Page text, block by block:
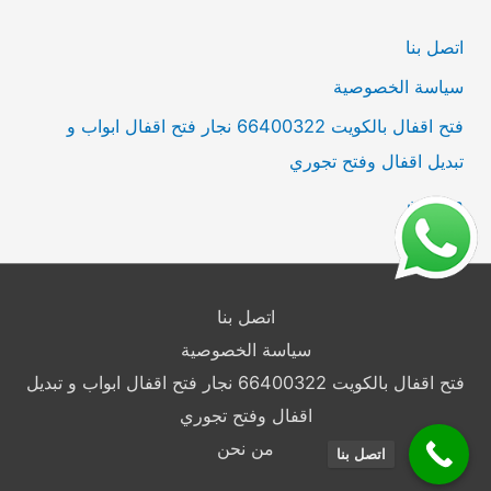
:اتصل بنا
سياسة الخصوصية
فتح اقفال بالكويت 66400322 نجار فتح اقفال ابواب و
تبديل اقفال وفتح تجوري
من نحن
اتصل بنا
سياسة الخصوصية
فتح اقفال بالكويت 66400322 نجار فتح اقفال ابواب و تبديل
اقفال وفتح تجوري
من نحن
اتصل بنا